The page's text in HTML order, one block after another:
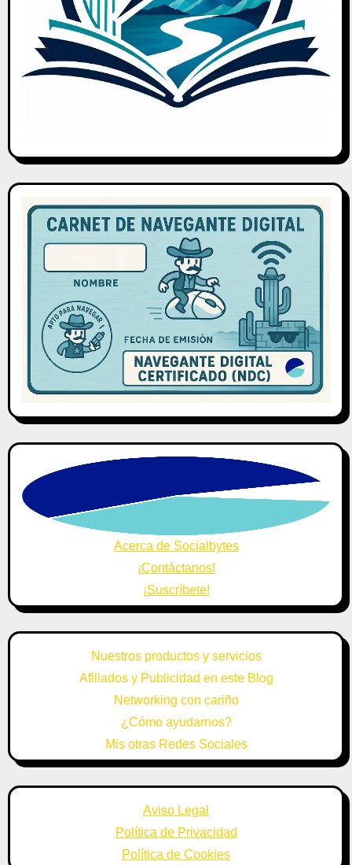
Acerca de Socialbytes
¡Contáctanos!
¡Suscríbete!
Nuestros productos y servicios
Afiliados y Publicidad en este Blog
Networking con cariño
¿Cómo ayudarnos?
Mis otras Redes Sociales
Aviso Legal
Política de Privacidad
Política de Cookies